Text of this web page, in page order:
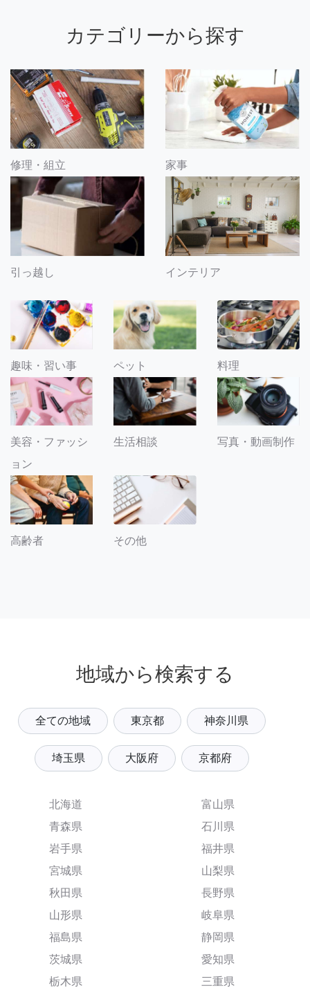
カテゴリーから探す
修理・組立 家事
引っ越し インテリア
趣味・習い事 ペット 料理
美容・ファッシ
ョン
生活相談 写真・動画制作
高齢者 その他
地域から検索する
全ての地域 東京都 神奈川県
埼玉県 大阪府 京都府
北海道
青森県
岩手県
宮城県
秋田県
山形県
福島県
茨城県
栃木県
富山県
石川県
福井県
山梨県
長野県
岐阜県
静岡県
愛知県
三重県